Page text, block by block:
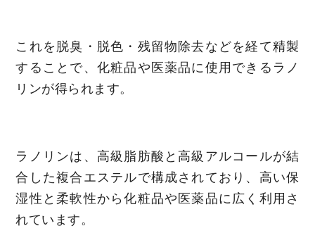
これを脱臭・脱色・残留物除去などを経て精製
することで、化粧品や医薬品に使用できるラノ
リンが得られます。
ラノリンは、高級脂肪酸と高級アルコールが結
合した複合エステルで構成されており、高い保
湿性と柔軟性から化粧品や医薬品に広く利用さ
れています。